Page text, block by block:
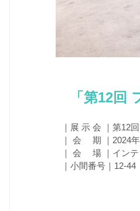
「第12回
｜展 示 会 ｜第12
｜ 会 期 ｜2024
｜ 会 場 ｜インテ
｜小間番号｜12-44